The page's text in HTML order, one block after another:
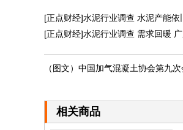
[正点财经]水泥行业调查 水泥产能
[正点财经]水泥行业调查 需求回暖
（图文）中国加气混凝土协会第九
相关商品